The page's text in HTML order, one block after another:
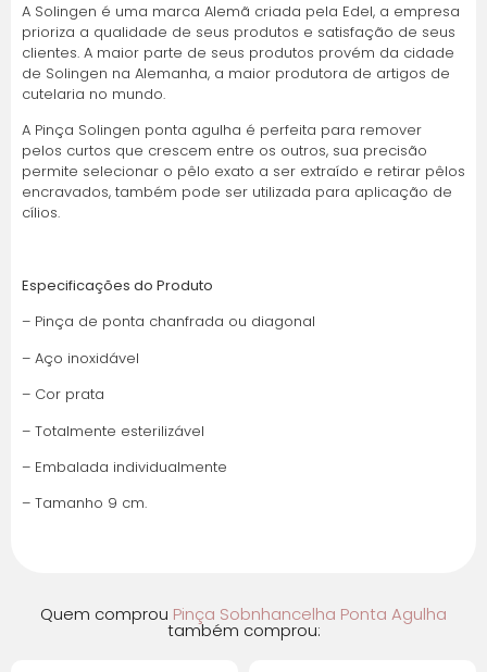
A Solingen é uma marca Alemã criada pela Edel, a empresa
prioriza a qualidade de seus produtos e satisfação de seus
clientes. A maior parte de seus produtos provém da cidade
de Solingen na Alemanha, a maior produtora de artigos de
cutelaria no mundo.
A Pinça Solingen ponta agulha é perfeita para remover
pelos curtos que crescem entre os outros, sua precisão
permite selecionar o pêlo exato a ser extraído e retirar pêlos
encravados, também pode ser utilizada para aplicação de
cílios.
Especificações do Produto
– Pinça de ponta chanfrada ou diagonal
– Aço inoxidável
– Cor prata
– Totalmente esterilizável
– Embalada individualmente
– Tamanho 9 cm.
Quem comprou Pinça Sobnhancelha Ponta Agulha
também comprou: